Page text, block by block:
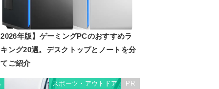
年版】ゲーミングPCのおすすめラ
ング20選。デスクトップとノートを分
ご紹介
スポーツ・アウトドア PR